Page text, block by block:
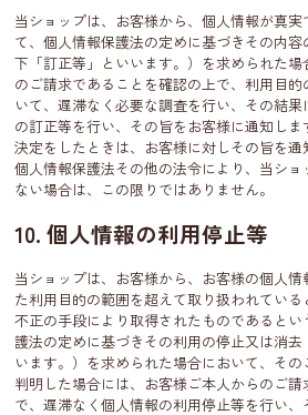
当ショップは、お客様から、個人情報が真実
て、個人情報保護法の定めに基づきその内
下「訂正等」といいます。）を求められた
のご請求であることを確認の上で、利用目
いて、遅滞なく必要な調査を行い、その結
の訂正等を行い、その旨をお客様に通知し
決定をしたときは、お客様に対しその旨を通
個人情報保護法その他の法令により、当シ
ない場合は、この限りではありません。
10. 個人情報の利用停止等
当ショップは、お客様から、お客様の個人
た利用目的の範囲を超えて取り扱われてい
不正の手段により取得されたものであると
護法の定めに基づきその利用の停止又は消
います。）を求められた場合において、そ
判明した場合には、お客様ご本人からのご
で、遅滞なく個人情報の利用停止等を行い